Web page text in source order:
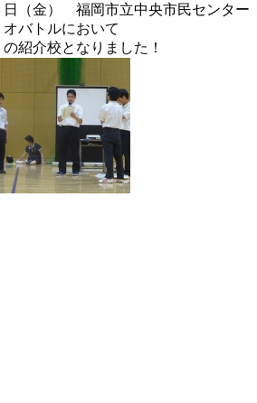
日（金） 福岡市立中央市民センター
バトルにおいて
紹介校となりました！